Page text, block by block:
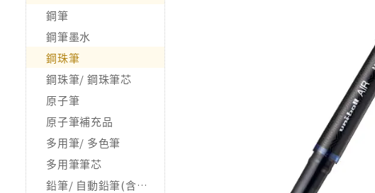
鋼筆
鋼筆墨水
鋼珠筆
鋼珠筆/ 鋼珠筆芯
原子筆
原子筆補充品
多用筆/ 多色筆
多用筆筆芯
鉛筆/ 自動鉛筆(含握筆器)